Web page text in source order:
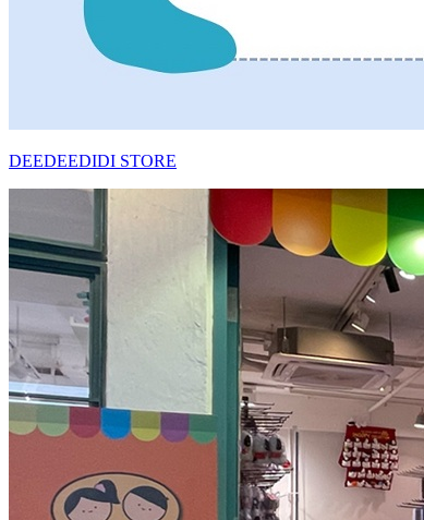
DEEDEEDIDI STORE